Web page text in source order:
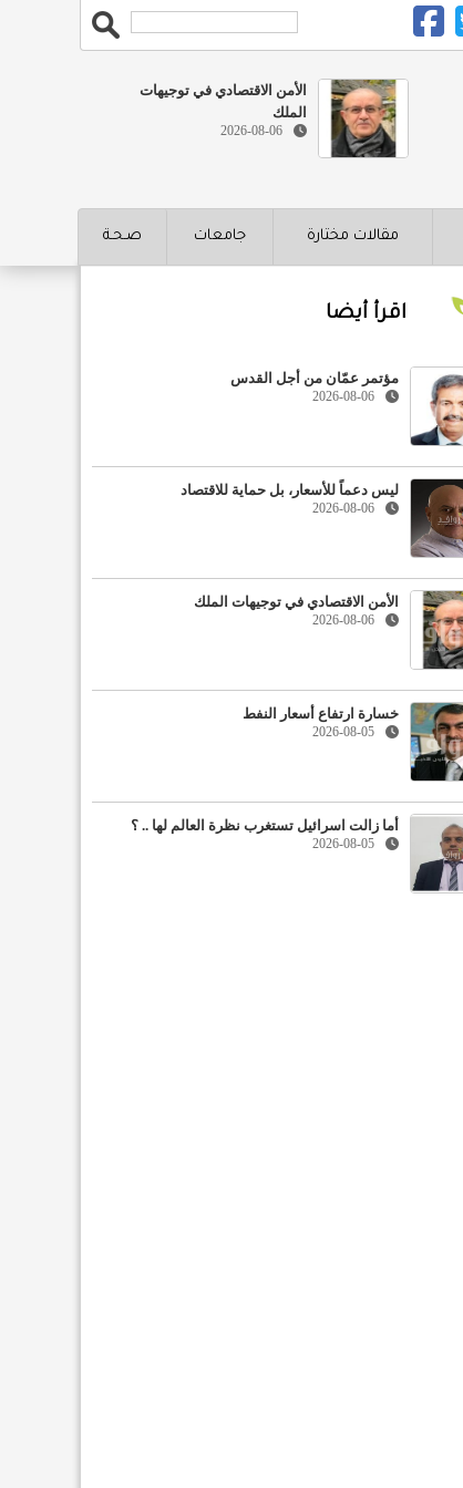
الأمن الاقتصادي في توجيهات
الملك
2026-08-06
مقالات مختارة جامعات صـحـة
اقرأ أيضا
مؤتمر عمّان من أجل القدس
2026-08-06
ليس دعماً للأسعار، بل حماية للاقتصاد
2026-08-06
الأمن الاقتصادي في توجيهات الملك
2026-08-06
خسارة ارتفاع أسعار النفط
2026-08-05
أما زالت اسرائيل تستغرب نظرة العالم لها .. ؟
2026-08-05